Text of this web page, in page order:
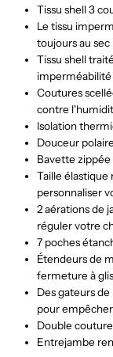
Tissu shell 3
Le tissu
toujours au sec
Tissu shell
Coutures
contre
Isolation
Douceur
Bavette
Taille élastique
personnaliser
2 aérations de
réguler votre
7 poches
Étendeurs de
fermeture à
Des gateurs
pour
Double
Entrejambe